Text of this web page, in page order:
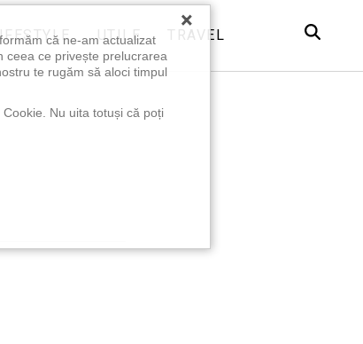
UTILE TRAVEL
×
că ne-am actualizat
ceea ce privește prelucrarea
te rugăm să aloci timpul
Nu uita totuși că poți